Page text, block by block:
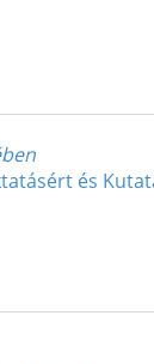
és